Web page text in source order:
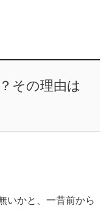
その理由は
いかと、一昔前から